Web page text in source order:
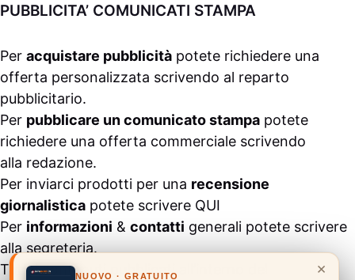
PUBBLICITA’ COMUNICATI STAMPA
Per acquistare pubblicità potete richiedere una
offerta personalizzata scrivendo al reparto
pubblicitario.
Per pubblicare un comunicato stampa potete
richiedere una offerta commerciale scrivendo
alla redazione.
Per inviarci prodotti per una recensione
giornalistica potete scrivere QUI
Per informazioni & contatti generali potete scrivere
alla segreteria.
Tutti i contenuti pubblicati all’interno del
×
NUOVO · GRATUITO